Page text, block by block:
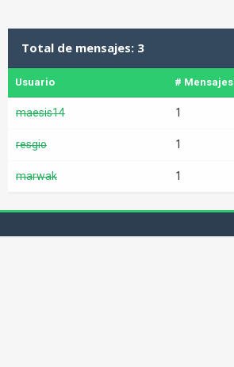
Total de mensajes: 3
Usuario # Mensajes
maesis14 1
resgio 1
marwak 1